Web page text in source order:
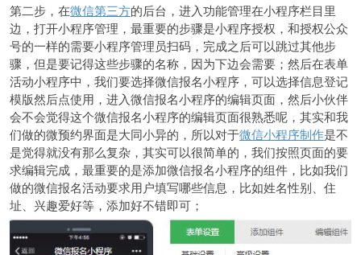
第二步，在微信第三方的后台，进入功能管理在小程序栏目里
边，打开小程序管理，最重要的步骤是小程序授权，和授权公众
号的一样的需要小程序管理员扫码，完成之后可以跳过其他步
骤，但是要记得这些步骤的名称，因为下边会需要；然后在表单
活动小程序中，我们要选择微信报名小程序，可以选择信息登记
模版然后点使用，进入微信报名小程序的编辑页面，然后小伙伴
会不会觉得这个微信报名小程序的编辑页面很熟悉呢，其实和我
们做的微预约界面是大同小异的，所以对于微信小程序制作是不
是觉得就没有那么复杂，其实可以很简单的，我们按照页面的要
求编辑完成，最重要的是添加微信报名小程序的组件，比如我们
做的微信报名活动要求用户填写哪些信息，比如姓名性别、住
址、兴趣爱好等，添加好不错即可；